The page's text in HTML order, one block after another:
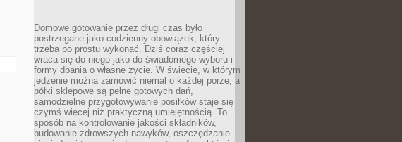
Domowe gotowanie przez długi czas było
postrzegane jako codzienny obowiązek, który
trzeba po prostu wykonać. Dziś coraz częściej
wraca się do niego jako do świadomego wyboru i
formy dbania o własne życie. W świecie, w którym
jedzenie można zamówić niemal o każdej porze, a
półki sklepowe są pełne gotowych dań,
samodzielne przygotowywanie posiłków staje się
czymś więcej niż praktyczną umiejętnością. To
sposób na kontrolowanie jakości składników,
budowanie zdrowszych nawyków, oszczędzanie